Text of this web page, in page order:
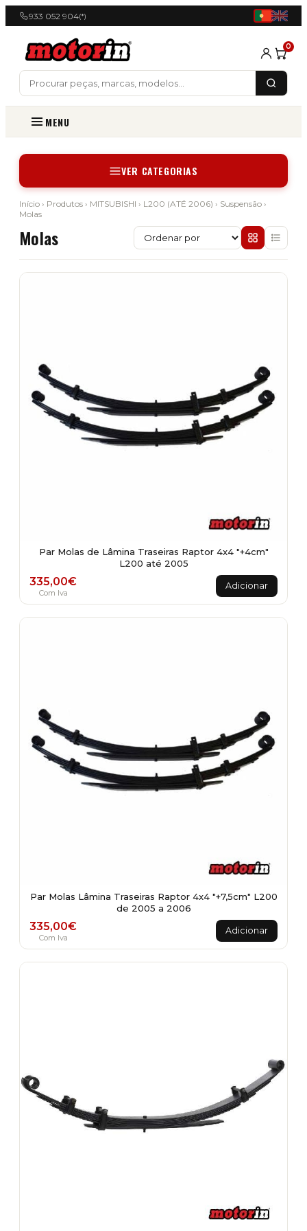
933 052 904(*)
0
MENU
VER CATEGORIAS
Início › Produtos › MITSUBISHI › L200 (ATÉ 2006) › Suspensão ›
Molas
Molas
Par Molas de Lâmina Traseiras Raptor 4x4 "+4cm"
L200 até 2005
335,00€
Com Iva
Adicionar
Par Molas Lâmina Traseiras Raptor 4x4 "+7,5cm" L200
de 2005 a 2006
335,00€
Com Iva
Adicionar